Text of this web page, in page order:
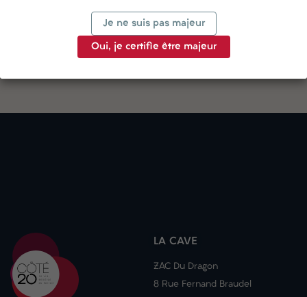
Détails du produit
LA CAVE
ZAC Du Dragon
8 Rue Fernand Braudel
Je ne suis pas majeur
Oui, je certifie être majeur